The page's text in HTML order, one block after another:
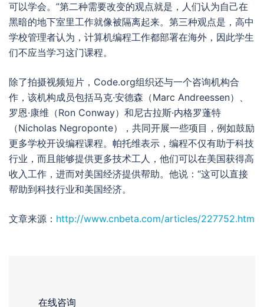
可以学会。”第二种需要改变的观点就是，人们认为自己在
黑暗的地下室里工作就像被隔离起来。第三种观点是，高中
学校管理者认为，计算机编程工作都部署在海外，因此学生
们不应当学习这门课程。
除了拍摄视频短片，Code.org组织还与一个咨询机构合
作，该机构成员包括马克·安德森（Marc Andreessen）、
罗恩·康维（Ron Conway）和尼古拉斯·内格罗蓬特
（Nicholas Negroponte），共同开展一些项目，例如鼓励
更多学校开设编程课程。帕托维表示，编程不仅有助于科技
行业，而且能够提供更多技术工人，他们可以在美国获得高
收入工作，进而对美国经济提供帮助。他说：“这可以直接
帮助到科技行业和美国经济。
文章来源： http://www.cnbeta.com/articles/227752.htm
在线咨询